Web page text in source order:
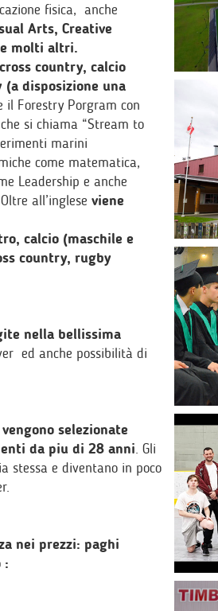
fisica, anche
Arts, Creative
molti altri.
cross country, calcio
disposizione una
il Forestry Porgram con
si chiama “Stream to
marini
come matematica,
Leadership e anche
all’inglese viene
calcio (maschile e
country, rugby
nella bellissima
ed anche possibilità di
vengono selezionate
da piu di 28 anni. Gli
stessa e diventano in poco
nei prezzi: paghi
: